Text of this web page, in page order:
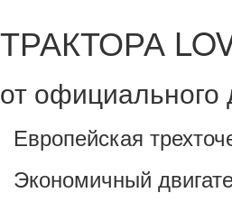
ТРАКТОРА
от официального
Европейская
Экономичный